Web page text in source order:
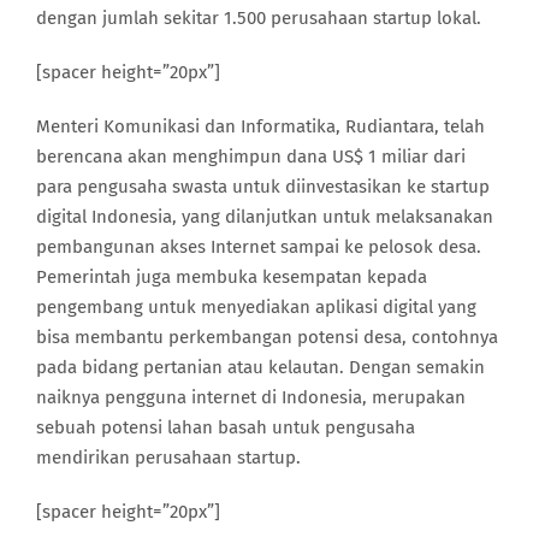
dengan jumlah sekitar 1.500 perusahaan startup lokal.
[spacer height=”20px”]
Menteri Komunikasi dan Informatika, Rudiantara, telah
berencana akan menghimpun dana US$ 1 miliar dari
para pengusaha swasta untuk diinvestasikan ke startup
digital Indonesia, yang dilanjutkan untuk melaksanakan
pembangunan akses Internet sampai ke pelosok desa.
Pemerintah juga membuka kesempatan kepada
pengembang untuk menyediakan aplikasi digital yang
bisa membantu perkembangan potensi desa, contohnya
pada bidang pertanian atau kelautan. Dengan semakin
naiknya pengguna internet di Indonesia, merupakan
sebuah potensi lahan basah untuk pengusaha
mendirikan perusahaan startup.
[spacer height=”20px”]